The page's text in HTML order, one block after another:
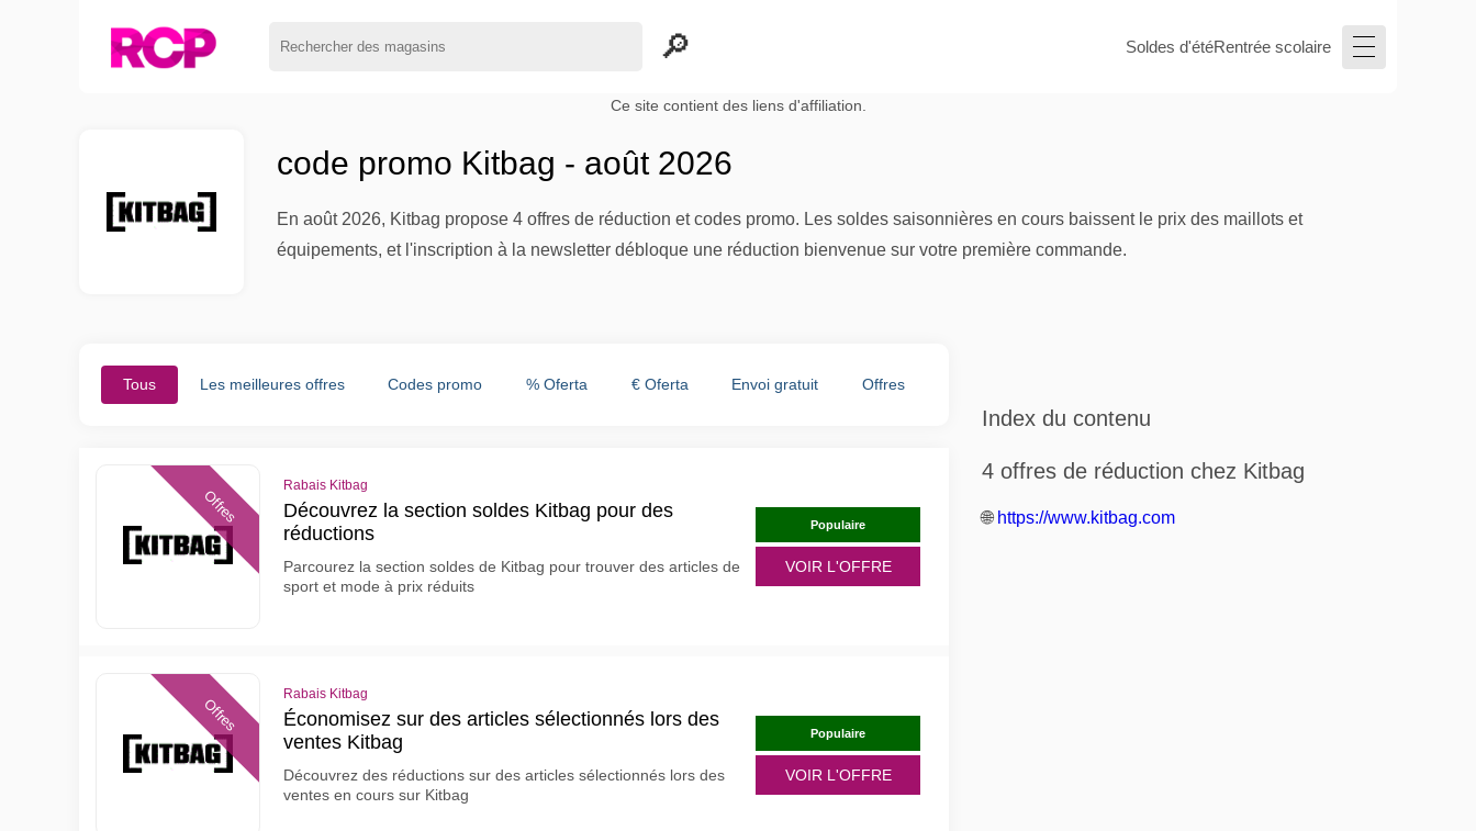
Soldes d'étéRentrée scolaire
Ce site contient des liens d'affiliation.
code promo Kitbag - août 2026
En août 2026, Kitbag propose 4 offres de réduction et codes promo. Les soldes saisonnières en cours baissent le prix des maillots et
équipements, et l'inscription à la newsletter débloque une réduction bienvenue sur votre première commande.
Tous Les meilleures offres Codes promo % Oferta € Oferta Envoi gratuit Offres
Offres
Rabais Kitbag
Découvrez la section soldes Kitbag pour des
réductions
Parcourez la section soldes de Kitbag pour trouver des articles de
sport et mode à prix réduits
Populaire
VOIR L'OFFRE
Offres
Rabais Kitbag
Économisez sur des articles sélectionnés lors des
ventes Kitbag
Découvrez des réductions sur des articles sélectionnés lors des
ventes en cours sur Kitbag
Populaire
VOIR L'OFFRE
Index du contenu
4 offres de réduction chez Kitbag
🌐 https://www.kitbag.com